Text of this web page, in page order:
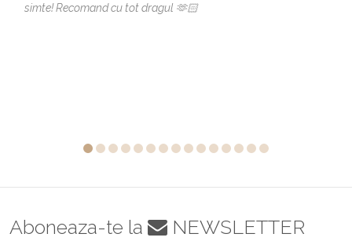
simte! Recomand cu tot dragul 🫶🏻
Aboneaza-te la NEWSLETTER